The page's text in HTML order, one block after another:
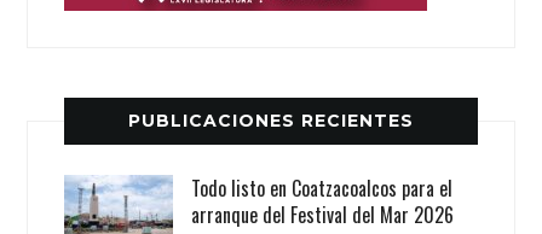
PUBLICACIONES RECIENTES
Todo listo en Coatzacoalcos para el
arranque del Festival del Mar 2026